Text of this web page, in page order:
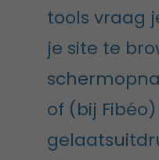
tools vraag
je site te
of (bij